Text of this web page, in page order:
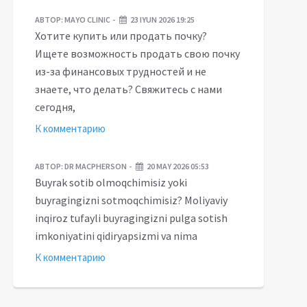
АВТОР: MAYO CLINIC 23 IYUN 2026 19:25
Хотите купить или продать почку?
Ищете возможность продать свою почку
из-за финансовых трудностей и не
знаете, что делать? Свяжитесь с нами
сегодня,
К комментарию
АВТОР: DR MACPHERSON 20 MAY 2026 05:53
Buyrak sotib olmoqchimisiz yoki
buyragingizni sotmoqchimisiz? Moliyaviy
inqiroz tufayli buyragingizni pulga sotish
imkoniyatini qidiryapsizmi va nima
К комментарию